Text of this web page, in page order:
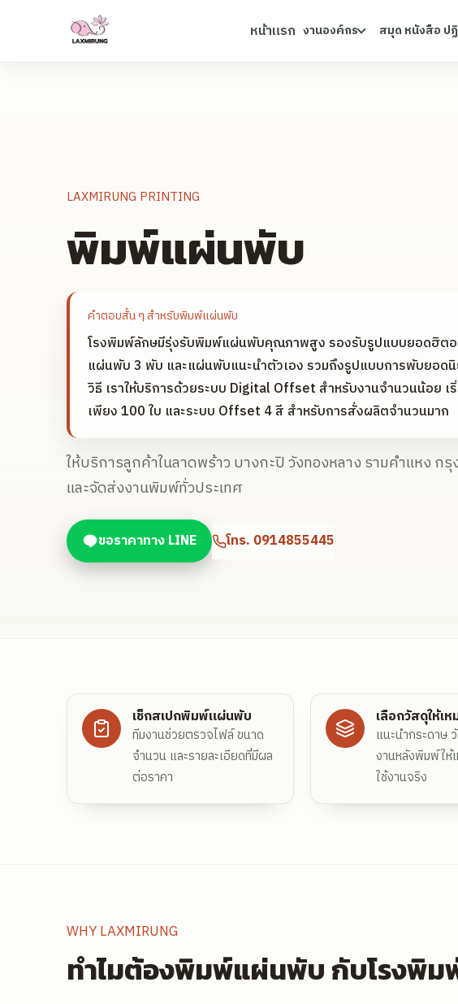
หน้าแรก งานองค์กร สมุด หนังสือ ป
LAXMIRUNG PRINTING
พิมพ์แผ่นพับ
คำตอบสั้น ๆ สำหรับพิมพ์แผ่นพับ
โรงพิมพ์ลักษมีรุ่งรับพิมพ์แผ่นพับคุณภาพสูง รองรับรูปแบบยอดฮิต
แผ่นพับ 3 พับ และแผ่นพับแนะนำตัวเอง รวมถึงรูปแบบการพับยอด
วิธี เราให้บริการด้วยระบบ Digital Offset สำหรับงานจำนวนน้อย เ
เพียง 100 ใบ และระบบ Offset 4 สี สำหรับการสั่งผลิตจำนวนมาก
ให้บริการลูกค้าในลาดพร้าว บางกะปิ วังทองหลาง รามคำแหง กรุ
และจัดส่งงานพิมพ์ทั่วประเทศ
ขอราคาทาง LINE โทร. 0914855445
เช็กสเปกพิมพ์แผ่นพับ
ทีมงานช่วยตรวจไฟล์ ขนาด
จำนวน และรายละเอียดที่มีผล
ต่อราคา
เลือกวัสดุให้เห
แนะนำกระดาษ
งานหลังพิมพ์ให้
ใช้งานจริง
WHY LAXMIRUNG
ทำไมต้องพิมพ์แผ่นพับ กับโรงพิม